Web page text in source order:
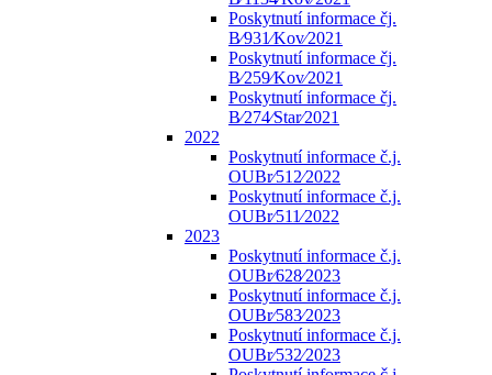
Poskytnutí informace čj.
B⁄931⁄Kov⁄2021
Poskytnutí informace čj.
B⁄259⁄Kov⁄2021
Poskytnutí informace čj.
B⁄274⁄Star⁄2021
2022
Poskytnutí informace č.j.
OUBr⁄512⁄2022
Poskytnutí informace č.j.
OUBr⁄511⁄2022
2023
Poskytnutí informace č.j.
OUBr⁄628⁄2023
Poskytnutí informace č.j.
OUBr⁄583⁄2023
Poskytnutí informace č.j.
OUBr⁄532⁄2023